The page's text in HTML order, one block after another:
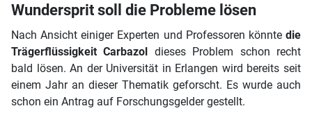
Wundersprit soll die Probleme lösen
Nach Ansicht einiger Experten und Professoren könnte die
Trägerflüssigkeit Carbazol dieses Problem schon recht
bald lösen. An der Universität in Erlangen wird bereits seit
einem Jahr an dieser Thematik geforscht. Es wurde auch
schon ein Antrag auf Forschungsgelder gestellt.